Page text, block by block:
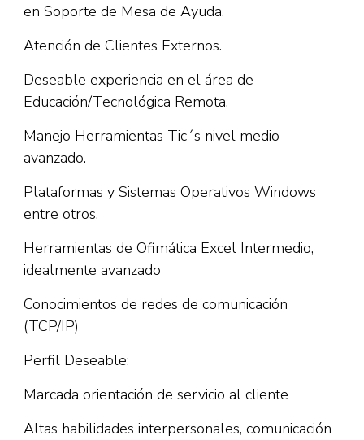
en Soporte de Mesa de Ayuda.
Atención de Clientes Externos.
Deseable experiencia en el área de
Educación/Tecnológica Remota.
Manejo Herramientas Tic´s nivel medio-
avanzado.
Plataformas y Sistemas Operativos Windows
entre otros.
Herramientas de Ofimática Excel Intermedio,
idealmente avanzado
Conocimientos de redes de comunicación
(TCP/IP)
Perfil Deseable:
Marcada orientación de servicio al cliente
Altas habilidades interpersonales, comunicación